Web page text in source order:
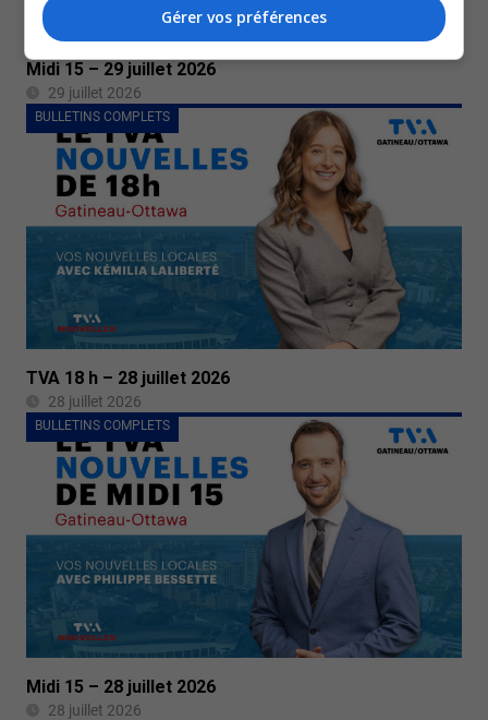
Midi 15 – 29 juillet 2026
29 juillet 2026
BULLETINS COMPLETS
TVA 18 h – 28 juillet 2026
28 juillet 2026
BULLETINS COMPLETS
Midi 15 – 28 juillet 2026
28 juillet 2026
Gérer vos préférences